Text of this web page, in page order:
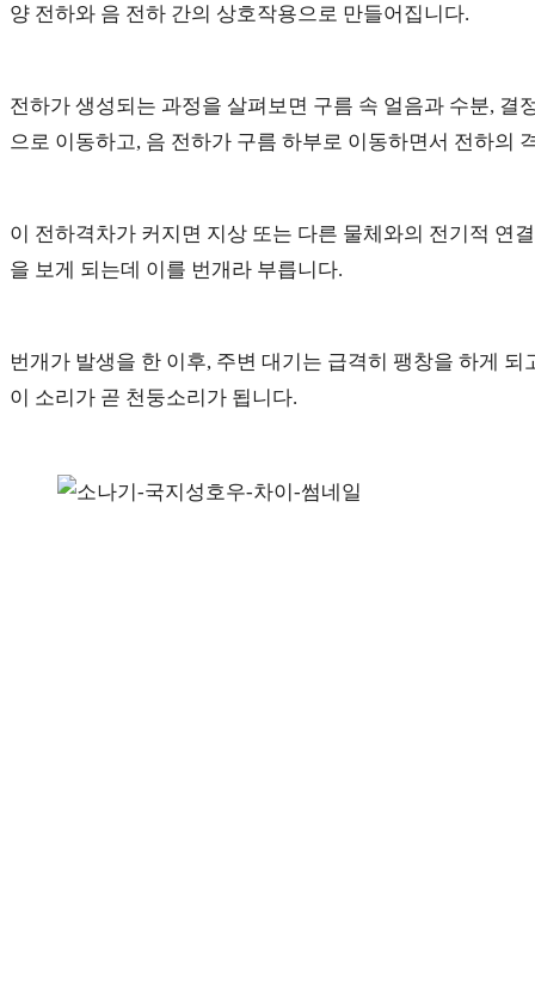
양 전하와 음 전하 간의 상호작용으로 만들어집니다.
전하가 생성되는 과정을 살펴보면 구름 속 얼음과 수분,
으로 이동하고, 음 전하가 구름 하부로 이동하면서 전하의
이 전하격차가 커지면 지상 또는 다른 물체와의 전기적 연
을 보게 되는데 이를 번개라 부릅니다.
번개가 발생을 한 이후, 주변 대기는 급격히 팽창을 하게
이 소리가 곧 천둥소리가 됩니다.